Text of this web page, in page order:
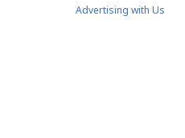
Advertising with Us